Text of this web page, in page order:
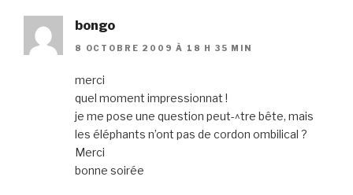
bongo
8 OCTOBRE 2009 À 18 H 35 MIN
merci
quel moment impressionnat !
je me pose une question peut-^tre bête, mais
les éléphants n’ont pas de cordon ombilical ?
Merci
bonne soirée